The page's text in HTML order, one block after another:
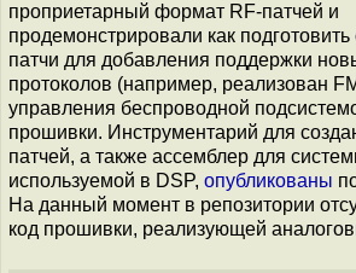
проприетарный формат RF-патчей и
продемонстрировали как
патчи для добавления поддержки
протоколов (например, реализован
управления беспроводной
прошивки. Инструментарий для
патчей, а также ассемблер для
используемой в DSP, опубликованы
На данный момент в репозитории
код прошивки, реализующей